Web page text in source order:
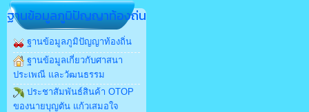
ฐานข้อมูลภูมิปัญญาท้องถ่น
ฐานข้อมูลภูมิปัญญาท้องถิ่น
ฐานข้อมูลเกี่ยวกับศาสนา
ประเพณี และวัฒนธรรม
ประชาสัมพันธ์สินค้า OTOP
ของนายบุญตัน แก้วเสมอใจ